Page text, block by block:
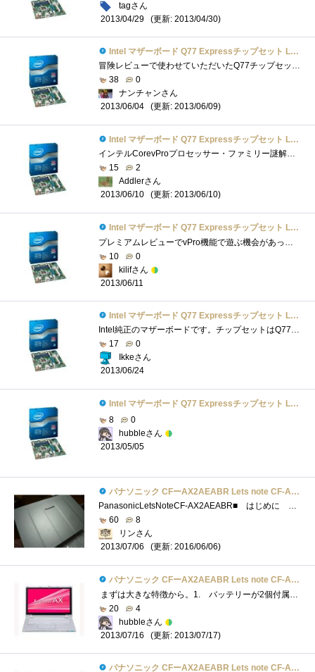
tagさん
2013/04/29
(更新: 2013/04/30)
Intel マザーボード Q77 Expressチップセット LGA1155 BOXDQ77MK 【Micro-ATX】
冒険レビューで使わせていただいたQ77チップセットのIntelDQ77MKです｡M-ATXマザーボードになります｡付属品は､バックパネル､SATAケーブル2本､DVI-D...
38
0
ナンチャンさん
2013/06/04
(更新: 2013/06/09)
Intel マザーボード Q77 Expressチップセット LGA1155 BOXDQ77MK 【Micro-ATX】
インテルCorevProプロセッサー・ファミリー謎解きレビューのレビュー用マザーボードです。意外と大きい箱で到着我が家の検疫隊長のチェックをう...
15
2
Addlerさん
2013/06/10
(更新: 2013/06/10)
Intel マザーボード Q77 Expressチップセット LGA1155 BOXDQ77MK 【Micro-ATX】
プレミアムレビューでvPro機能で遊ぶ機会があったためいろいろと活用できました。電源オフでも遠隔操作できたり、仮想マシンでPCIスロットにア�...
10
0
kilifさん
2013/06/11
Intel マザーボード Q77 Expressチップセット LGA1155 BOXDQ77MK 【Micro-ATX】
Intel純正のマザーボードです。チップセットはQ77。ZでもHでもなく、Q77。IntelのvPro機能に対応したチップセットQ77を搭載しています。vProについては...
17
0
Ikkeさん
2013/06/24
Intel マザーボード Q77 Expressチップセット LGA1155 BOXDQ77MK 【Micro-ATX】
8
0
hubbleさん
2013/05/05
パナソニック CFーAX2AEABR Lets note CF-AX2シリーズ
PanasonicLetsNoteCF-AX2AEABR■ はじめに . 1か月にも及ぶ謎解きの末、私が所属しているチームIが 最優秀冒険チームに選ば...
60
8
リンさん
2013/07/06
(更新: 2016/06/06)
パナソニック CFーAX2AEABR Lets note CF-AX2シリーズ
まずは大きな特徴から。1. バッテリーが2個付属+小容量バッテリーも内蔵2. 360度回転する液晶モニタ3. マルチタッチ対応のタッチパネル4. �...
20
4
hubbleさん
2013/07/16
(更新: 2013/07/17)
パナソニック CFーAX2AEABR Lets note CF-AX2シリーズ